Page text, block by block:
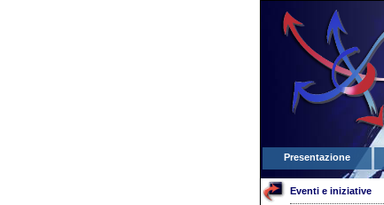
Presentazione
Eventi e iniziative